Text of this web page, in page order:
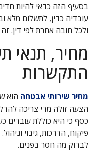
בסעיף הזה כדאי להיות
עובדיה כדין, לתשלום מלא
ולכל חובה אחרת לפי דין.
מחיר, תנאי
התקשרות
מחיר שירותי אבטחה הוא
הצעה זולה מדי צריכה
כסף כי היא כוללת עובדים
פיקוח, הדרכות, גיבוי
לבדוק מה חסר בפנים.